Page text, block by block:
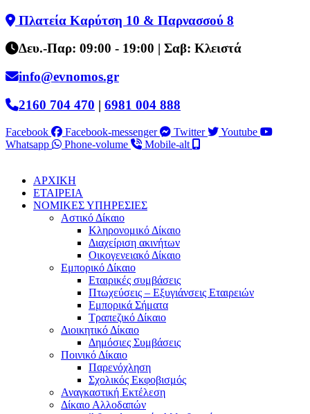
Skip
to
content
Πλατεία Καρύτση 10 & Παρνασσού 8
Δευ.-Παρ: 09:00 - 19:00 | Σαβ: Κλειστά
info@evnomos.gr
2160 704 470 | 6981 004 888
Facebook Facebook-messenger Twitter
Youtube
Whatsapp
Phone-volume Mobile-alt
ΑΡΧΙΚΗ
ΕΤΑΙΡΕΙΑ
ΝΟΜΙΚΕΣ ΥΠΗΡΕΣΙΕΣ
Αστικό Δίκαιο
Κληρονομικό Δίκαιο
Διαχείριση ακινήτων
Οικογενειακό Δίκαιο
Εμπορικό Δίκαιο
Εταιρικές συμβάσεις
Πτωχεύσεις – Εξυγιάνσεις Εταιρειών
Εμπορικά Σήματα
Τραπεζικό Δίκαιο
Διοικητικό Δίκαιο
Δημόσιες Συμβάσεις
Ποινικό Δίκαιο
Παρενόχληση
Σχολικός Εκφοβισμός
Αναγκαστική Εκτέλεση
Δίκαιο Αλλοδαπών